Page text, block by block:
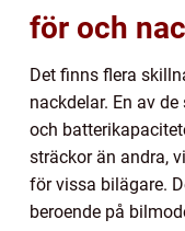
för och
Det finns flera
nackdelar. En av
och
sträckor än andra,
för vissa bilägare.
beroende på